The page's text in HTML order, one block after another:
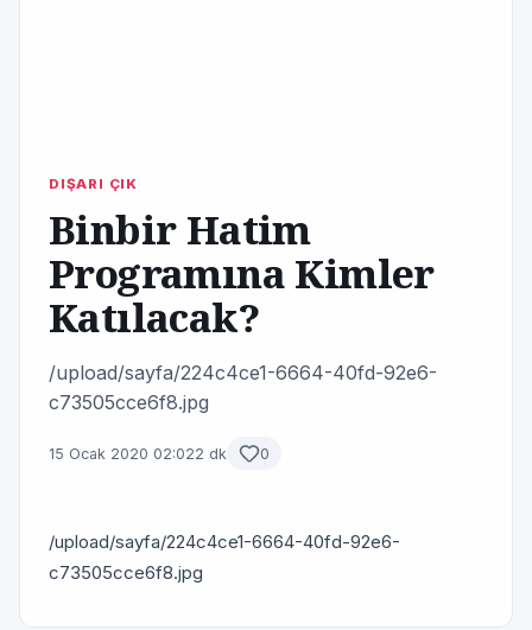
DIŞARI ÇIK
Binbir Hatim
Programına Kimler
Katılacak?
/upload/sayfa/224c4ce1-6664-40fd-92e6-
c73505cce6f8.jpg
15 Ocak 2020 02:022 dk 0
/upload/sayfa/224c4ce1-6664-40fd-92e6-
c73505cce6f8.jpg